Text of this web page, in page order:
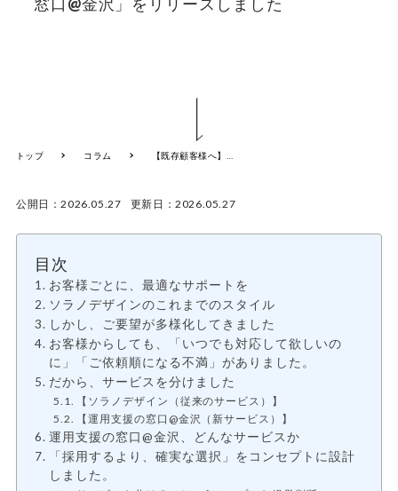
トップ コラム
公開日：2026.05.27 更新日：2026.05.27
目次
お客様ごとに、最適なサポートを
ソラノデザインのこれまでのスタイル
しかし、ご要望が多様化してきました
お客様からしても、「いつでも対応して欲しいの
に」「ご依頼順になる不満」がありました。
だから、サービスを分けました
【ソラノデザイン（従来のサービス）】
【運用支援の窓口@金沢（新サービス）】
運用支援の窓口@金沢、どんなサービスか
「採用するより、確実な選択」をコンセプトに設計
しました。